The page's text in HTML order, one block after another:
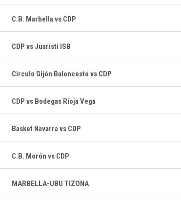
C.B. Marbella vs CDP
CDP vs Juaristi ISB
Circulo Gijón Baloncesto vs CDP
CDP vs Bodegas Rioja Vega
Basket Navarra vs CDP
C.B. Morón vs CDP
MARBELLA-UBU TIZONA